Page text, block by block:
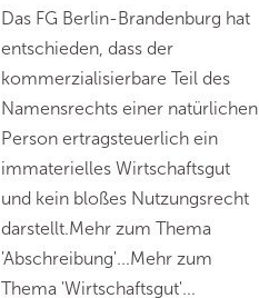
Das FG Berlin-Brandenburg hat
entschieden, dass der
kommerzialisierbare Teil des
Namensrechts einer natürlichen
Person ertragsteuerlich ein
immaterielles Wirtschaftsgut
und kein bloßes Nutzungsrecht
darstellt.Mehr zum Thema
'Abschreibung'...Mehr zum
Thema 'Wirtschaftsgut'...